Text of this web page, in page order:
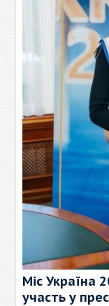
Міс Україна
участь у